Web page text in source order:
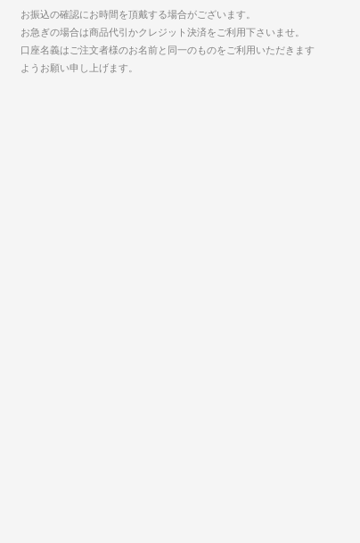
お振込の確認にお時間を頂戴する場合がございます。
お急ぎの場合は商品代引かクレジット決済をご利用下さいませ。
口座名義はご注文者様のお名前と同一のものをご利用いただきます
ようお願い申し上げます。